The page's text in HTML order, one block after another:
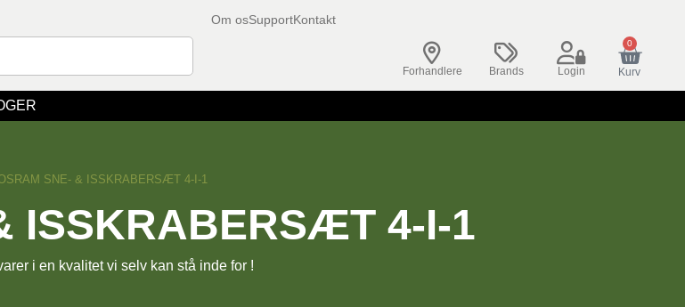
Om osSupportKontakt
Forhandlere Brands Login
0
Kurv
SNE- & ISSKRABERSÆT 4-I-1
ISSKRABERSÆT 4-I-1
i en kvalitet vi selv kan stå inde for !